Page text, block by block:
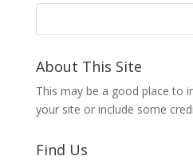
About This Site
This may be a good place to
your site or include some
Find Us